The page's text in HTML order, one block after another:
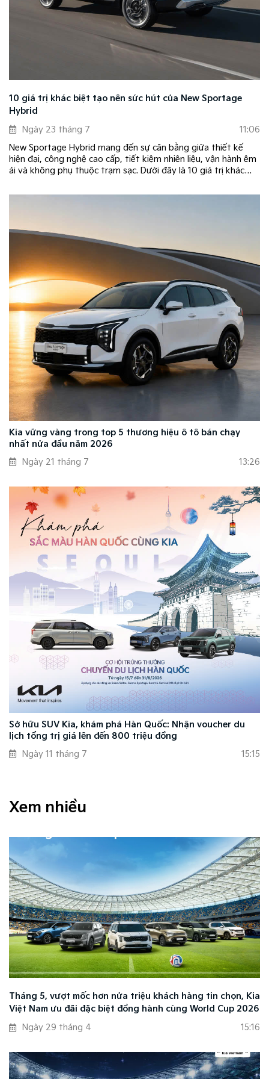
Xem nhiều
Tháng 5, vượt mốc hơn nửa triệu khách hàng tin chọn, Kia
Việt Nam ưu đãi đặc biệt đồng hành cùng World Cup 2026
Ngày 29 tháng 4
15:16
10 giá trị khác biệt tạo nên sức hút của New Sportage
Hybrid
Ngày 23 tháng 7
11:06
New Sportage Hybrid mang đến sự cân bằng giữa thiết kế
hiện đại, công nghệ cao cấp, tiết kiệm nhiên liệu, vận hành êm
ái và không phụ thuộc trạm sạc. Dưới đây là 10 giá trị khác
trong phân khúc C-SUV.
Kia vững vàng trong top 5 thương hiệu ô tô bán chạy
nhất nửa đầu năm 2026
Ngày 21 tháng 7
13:26
Sở hữu SUV Kia, khám phá Hàn Quốc: Nhận voucher du
lịch tổng trị giá lên đến 800 triệu đồng
Ngày 11 tháng 7
15:15